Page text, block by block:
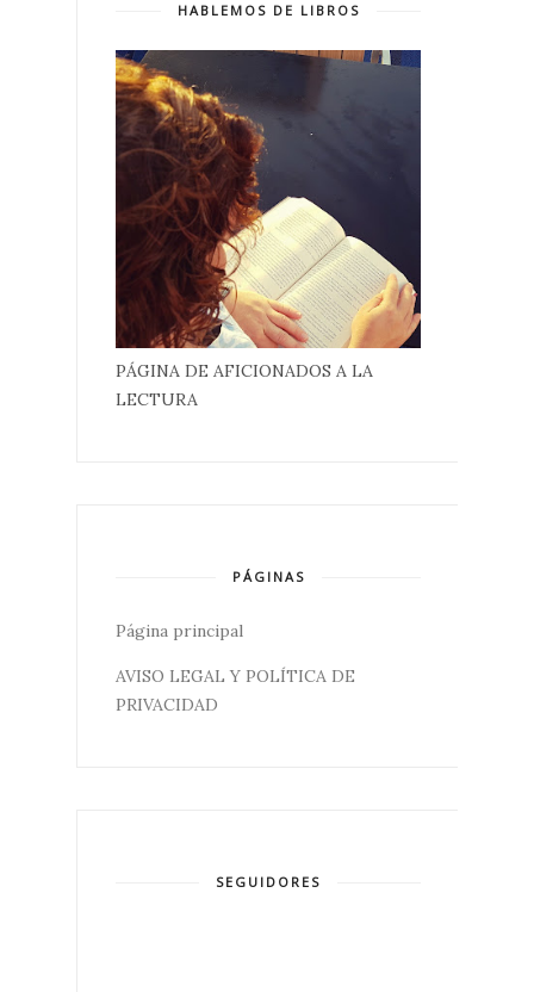
HABLEMOS DE LIBROS
PÁGINA DE AFICIONADOS A LA
LECTURA
PÁGINAS
Página principal
AVISO LEGAL Y POLÍTICA DE
PRIVACIDAD
SEGUIDORES